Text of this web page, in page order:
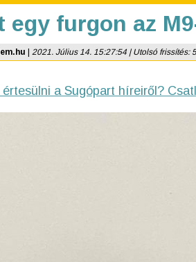
egy furgon az
2021. Július 14. 15:27:54 | Utolsó frissítés:
a Sugópart híreiről?